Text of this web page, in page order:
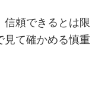
信頼できるとは限
見て確かめる慎重